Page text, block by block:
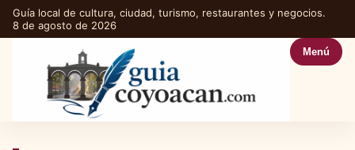
Guía local de cultura, ciudad, turismo, restaurantes y negocios.
8 de agosto de 2026
Menú